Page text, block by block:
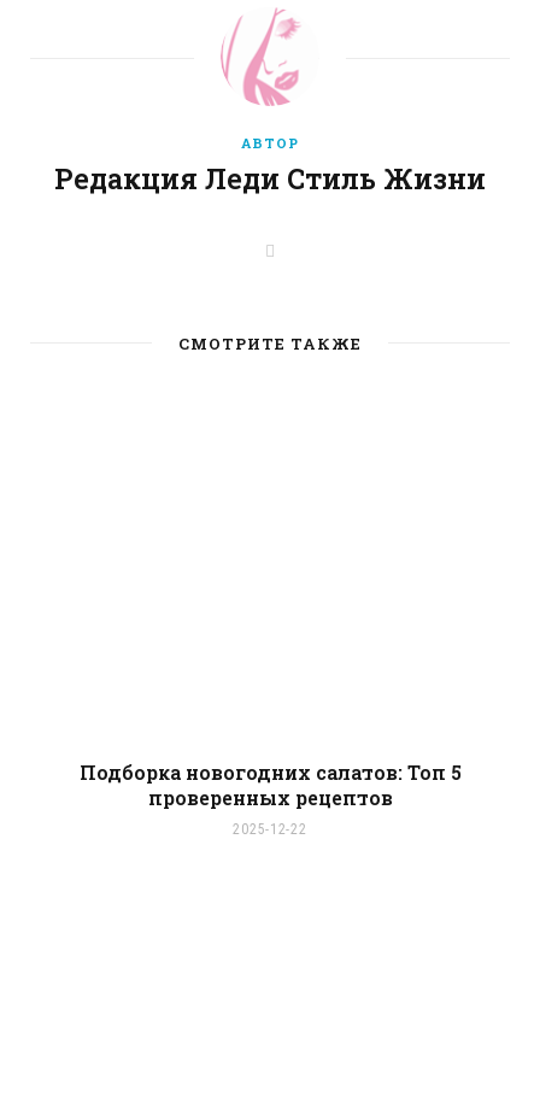
АВТОР
Редакция Леди Стиль Жизни
e
СМОТРИТЕ ТАКЖЕ
Подборка новогодних салатов: Топ 5
проверенных рецептов
2025-12-22